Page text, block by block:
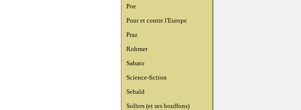
Poe
Pour et contre l'Europe
Praz
Rohmer
Sabato
Science-fiction
Sebald
Sollers (et ses bouffons)